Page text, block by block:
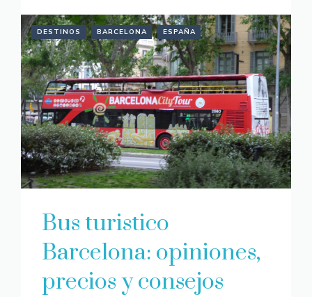
DESTINOS BARCELONA ESPAÑA
Bus turistico
Barcelona: opiniones,
precios y consejos